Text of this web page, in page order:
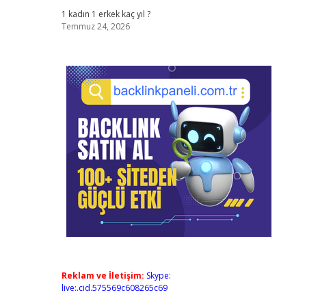
1 kadın 1 erkek kaç yıl ?
Temmuz 24, 2026
Reklam ve İletişim: Skype:
live:.cid.575569c608265c69